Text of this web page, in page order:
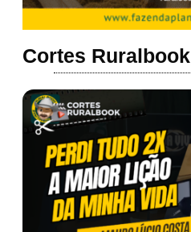
Cortes Ruralbook